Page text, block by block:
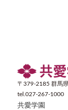
〒379-2185 群馬
tel.027-267-1000
共愛学園